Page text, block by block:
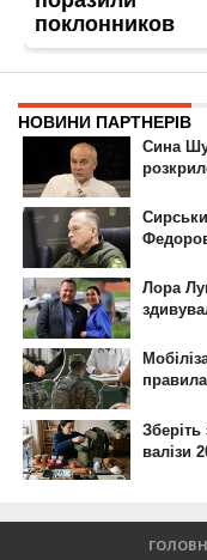
© 2007-2022 Інформатор -
При повному або
на сайт інтернет-видання
інформації є обов'язковим.